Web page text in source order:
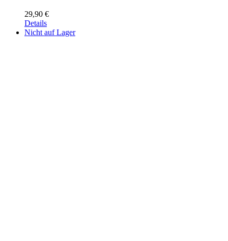
29,90 €
Details
Nicht auf Lager